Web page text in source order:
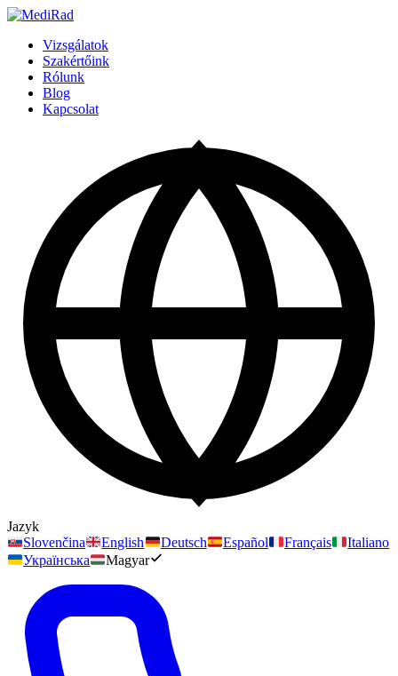
Tartalomra
Vizsgálatok
Szakértőink
Rólunk
Blog
Kapcsolat
Jazyk
Slovenčina
English Deutsch Español Français
Italiano
Українська
Magyar